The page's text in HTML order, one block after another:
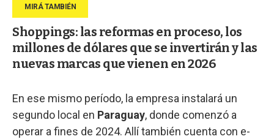
Shoppings: las reformas en proceso, los
millones de dólares que se invertirán y las
nuevas marcas que vienen en 2026
En ese mismo período, la empresa instalará un
segundo local en Paraguay, donde comenzó a
operar a fines de 2024. Allí también cuenta con e-